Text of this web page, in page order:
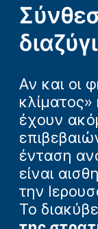
Αν και οι
κλίματος»
έχουν
ένταση
είναι
την
Το